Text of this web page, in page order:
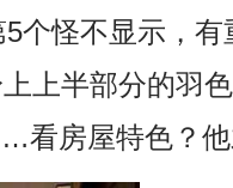
个怪不显示，
上半部分的羽
看房屋特色？